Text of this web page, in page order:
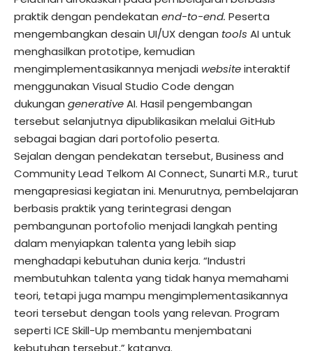
praktik dengan pendekatan end-to-end. Peserta
mengembangkan desain UI/UX dengan tools AI untuk
menghasilkan prototipe, kemudian
mengimplementasikannya menjadi websiteinteraktif
menggunakan Visual Studio Code dengan
dukungan generativeAI. Hasil pengembangan
tersebut selanjutnya dipublikasikan melalui GitHub
sebagai bagian dari portofolio peserta.
Sejalan dengan pendekatan tersebut, Business and
Community Lead Telkom AI Connect, Sunarti M.R., turut
mengapresiasi kegiatan ini. Menurutnya, pembelajaran
berbasis praktik yang terintegrasi dengan
pembangunan portofolio menjadi langkah penting
dalam menyiapkan talenta yang lebih siap
menghadapi kebutuhan dunia kerja. “Industri
membutuhkan talenta yang tidak hanya memahami
teori, tetapi juga mampu mengimplementasikannya
teori tersebut dengan tools yang relevan. Program
seperti ICE Skill-Up membantu menjembatani
kebutuhan tersebut,” katanya.